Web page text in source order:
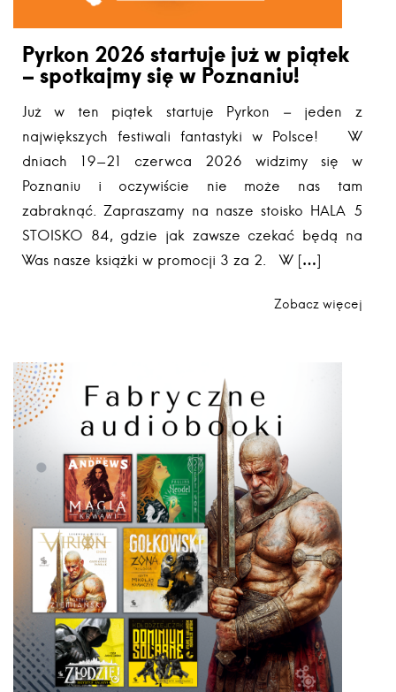
Pyrkon 2026 startuje już w piątek
– spotkajmy się w Poznaniu!
Już w ten piątek startuje Pyrkon – jeden z
największych festiwali fantastyki w Polsce! W
dniach 19-21 czerwca 2026 widzimy się w
Poznaniu i oczywiście nie może nas tam
zabraknąć. Zapraszamy na nasze stoisko HALA 5
STOISKO 84, gdzie jak zawsze czekać będą na
Was nasze książki w promocji 3 za 2. W […]
Zobacz więcej